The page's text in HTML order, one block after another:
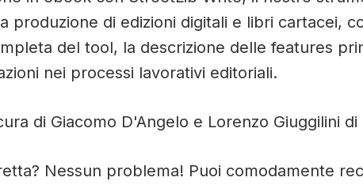
produzione di edizioni digitali e libri cartacei,
del tool, la descrizione delle features
nei processi lavorativi editoriali.
di Giacomo D'Angelo e Lorenzo Giuggilini
Nessun problema! Puoi comodamente